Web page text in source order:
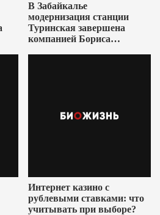
В Забайкалье
модернизация станции
Туринская завершена
компанией Бориса
Интернет казино с
рублевыми ставками: что
учитывать при выборе?